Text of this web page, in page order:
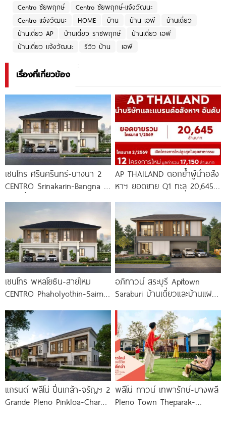
Centro ชัยพฤกษ์
Centro ชัยพฤกษ์-แจ้งวัฒนะ
Centro แจ้งวัฒนะ
HOME บ้าน บ้าน เอพี
บ้านเดี่ยว
บ้านเดี่ยว AP
บ้านเดี่ยว ราชพฤกษ์
บ้านเดี่ยว เอพี
บ้านเดี่ยว แจ้งวัฒนะ
รีวิว บ้าน เอพี
เรื่องที่เกี่ยวข้อง
เซนโทร ศรีนครินทร์-บางนา 2
CENTRO Srinakarin-Bangna 2
บางนา
AP THAILAND ตอกย้ำผู้นำอสัง
หาฯ ยอดขาย Q1 ทะลุ 20,645
เซนโทร พหลโยธิน-สายไหม
CENTRO Phaholyothin-Saimai
สายไหม ใกล้ทางด่วน 3
อภิทาวน์ สระบุรี Apitown
Saraburi บ้านเดี่ยวและบ้านแฝด
พหลโยธิน ใกล้ Big C
แกรนด์ พลีโน่ ปิ่นเกล้า-จรัญฯ 2
Grande Pleno Pinkloa-Charan
พลีโน่ ทาวน์ เทพารักษ์-บางพลี
Pleno Town Theparak-